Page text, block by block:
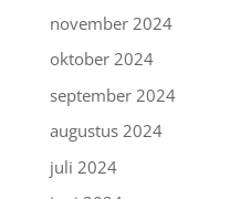
november 2024
oktober 2024
september 2024
augustus 2024
juli 2024